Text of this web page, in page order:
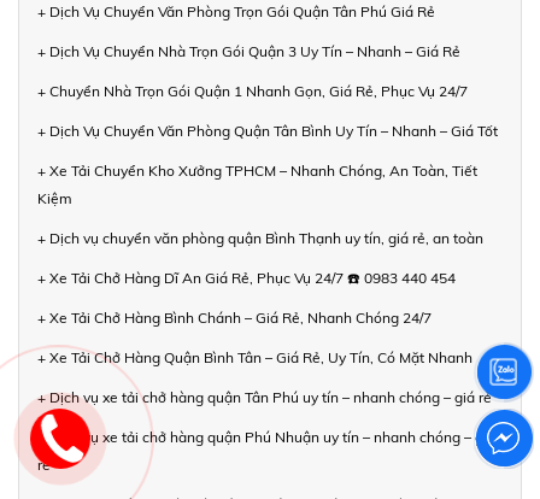
+ Dịch Vụ Chuyển Văn Phòng Trọn Gói Quận Tân Phú Giá Rẻ
+ Dịch Vụ Chuyển Nhà Trọn Gói Quận 3 Uy Tín – Nhanh – Giá Rẻ
+ Chuyển Nhà Trọn Gói Quận 1 Nhanh Gọn, Giá Rẻ, Phục Vụ 24/7
+ Dịch Vụ Chuyển Văn Phòng Quận Tân Bình Uy Tín – Nhanh – Giá Tốt
+ Xe Tải Chuyển Kho Xưởng TPHCM – Nhanh Chóng, An Toàn, Tiết
Kiệm
+ Dịch vụ chuyển văn phòng quận Bình Thạnh uy tín, giá rẻ, an toàn
+ Xe Tải Chở Hàng Dĩ An Giá Rẻ, Phục Vụ 24/7 ☎️ 0983 440 454
+ Xe Tải Chở Hàng Bình Chánh – Giá Rẻ, Nhanh Chóng 24/7
+ Xe Tải Chở Hàng Quận Bình Tân – Giá Rẻ, Uy Tín, Có Mặt Nhanh
+ Dịch vụ xe tải chở hàng quận Tân Phú uy tín – nhanh chóng – giá rẻ
+ Dịch vụ xe tải chở hàng quận Phú Nhuận uy tín – nhanh chóng – giá
rẻ